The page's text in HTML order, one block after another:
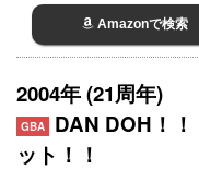
Amazonで検索
2004年 (21周年)
GBA
DAN DOH！
ット！！